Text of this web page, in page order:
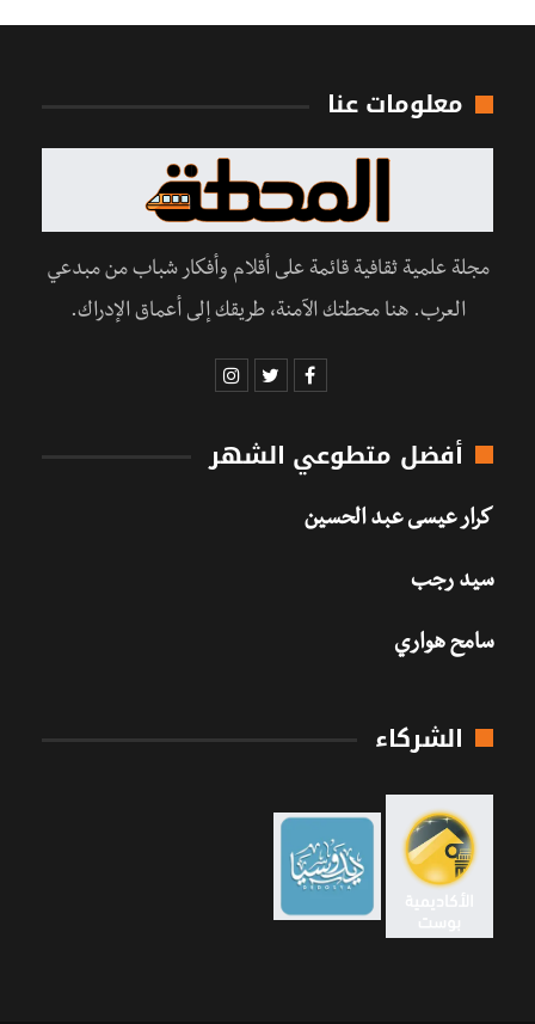
معلومات عنا
مجلة علمية ثقافية قائمة على أقلام وأفكار شباب من مبدعي
العرب. هنا محطتك الآمنة، طريقك إلى أعماق الإدراك.
أفضل متطوعي الشهر
كرار عيسى عبد الحسين
سيد رجب
سامح هواري
الشركاء